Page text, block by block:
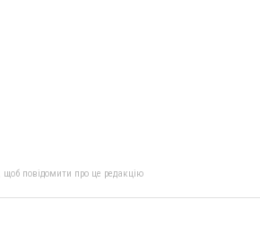
щоб повідомити про це редакцію